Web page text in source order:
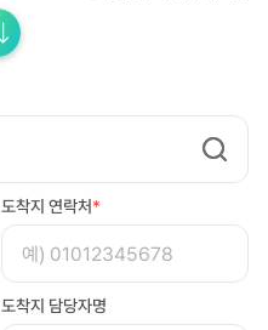
도착지 연락처*
도착지 담당자명